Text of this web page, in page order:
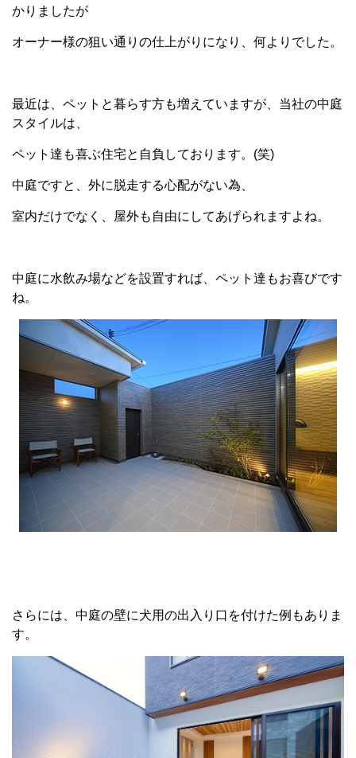
かりましたが
オーナー様の狙い通りの仕上がりになり、何よりでした。
最近は、ペットと暮らす方も増えていますが、当社の中庭
スタイルは、
ペット達も喜ぶ住宅と自負しております。(笑)
中庭ですと、外に脱走する心配がない為、
室内だけでなく、屋外も自由にしてあげられますよね。
中庭に水飲み場などを設置すれば、ペット達もお喜びです
ね。
さらには、中庭の壁に犬用の出入り口を付けた例もありま
す。